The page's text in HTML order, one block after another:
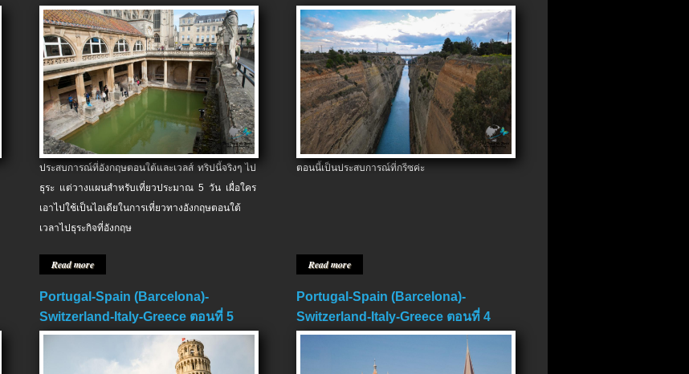
ประสบการณ์ที่อังกฤษตอนใต้และเวลส์ ทริปนี้จริงๆ ไป
ธุระ แต่วางแผนสำหรับเที่ยวประมาณ 5 วัน เผื่อใคร
เอาไปใช้เป็นไอเดียในการเที่ยวทางอังกฤษตอนใต้
เวลาไปธุระกิจที่อังกฤษ
Read more
ตอนจบ
ตอนนี้เป็นประสบการณ์ที่กรีซค่ะ
Read more
Portugal-Spain (Barcelona)-
Switzerland-Italy-Greece ตอนที่ 5
Portugal-Spain (Barcelona)-
Switzerland-Italy-Greece ตอนที่ 4